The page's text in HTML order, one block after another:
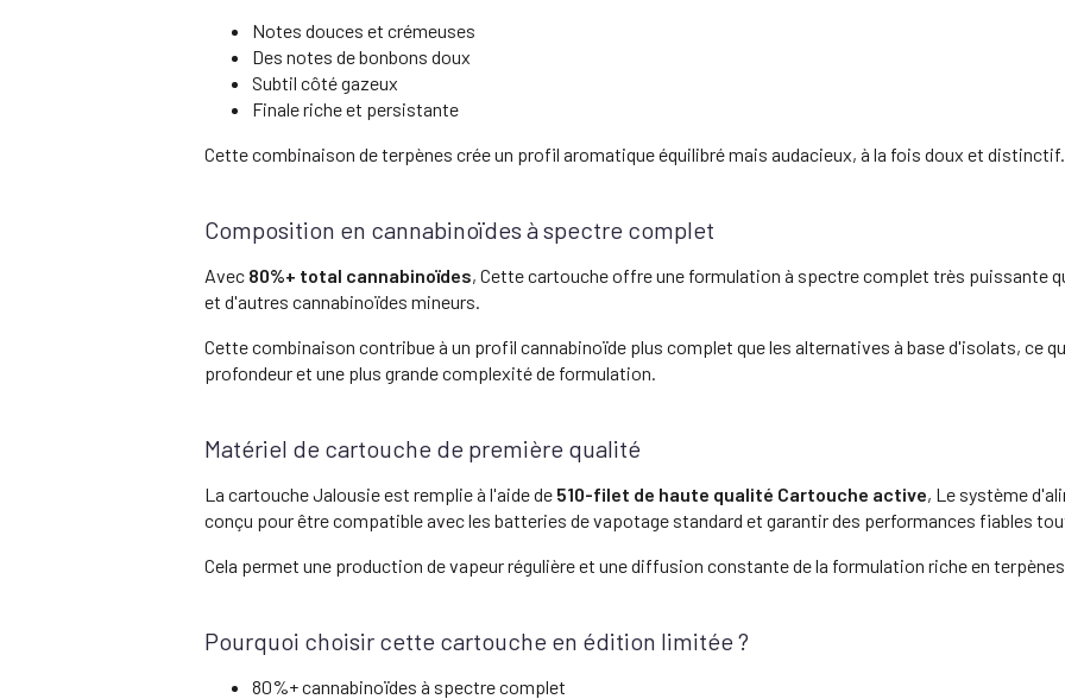
Notes douces et crémeuses
Des notes de bonbons doux
Subtil côté gazeux
Finale riche et persistante
Cette combinaison de terpènes crée un profil aromatique équilibré mais audacieux, à la fois doux et distinctif.
Composition en cannabinoïdes à spectre complet
Avec 80%+ total cannabinoïdes, Cette cartouche offre une formulation à spectre complet très puissante
et d'autres cannabinoïdes mineurs.
Cette combinaison contribue à un profil cannabinoïde plus complet que les alternatives à base d'isolats, ce
profondeur et une plus grande complexité de formulation.
Matériel de cartouche de première qualité
La cartouche Jalousie est remplie à l'aide de 510-filet de haute qualité Cartouche active, Le système
conçu pour être compatible avec les batteries de vapotage standard et garantir des performances fiables
Cela permet une production de vapeur régulière et une diffusion constante de la formulation riche en
Pourquoi choisir cette cartouche en édition limitée ?
80%+ cannabinoïdes à spectre complet